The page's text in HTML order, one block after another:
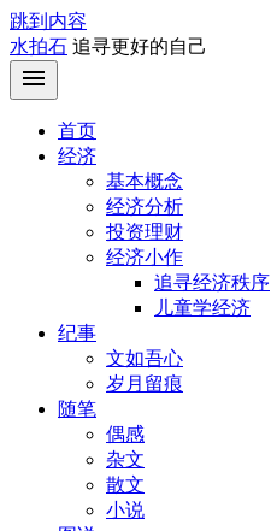
跳到内容
水拍石 追寻更好的自己
首页
经济
基本概念
经济分析
投资理财
经济小作
追寻经济秩序
儿童学经济
纪事
文如吾心
岁月留痕
随笔
偶感
杂文
散文
小说